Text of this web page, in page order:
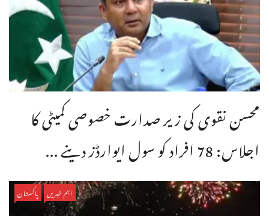
محسن نقوی کی زیر صدارت خصوصی کمیٹی کا
اجلاس: 78 افراد کو سول ایوارڈز دینے ...
اہم خبریں پاکستان